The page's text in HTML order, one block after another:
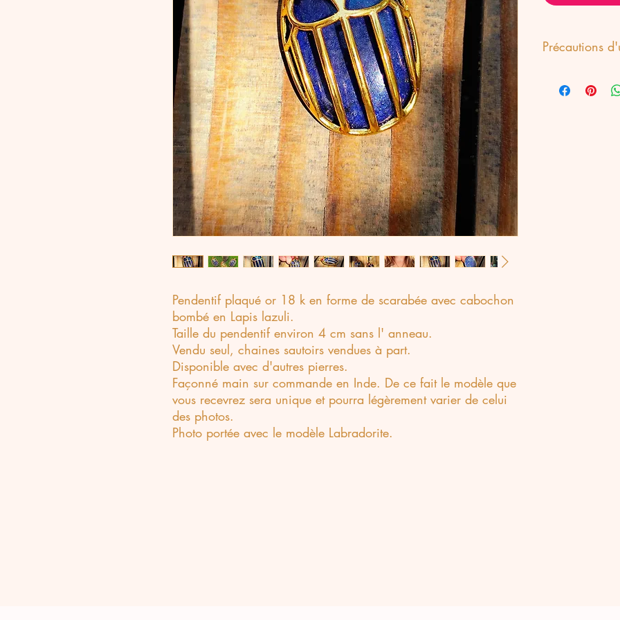
Pendentif plaqué or 18 k en forme de scarabée avec cabochon
bombé en Lapis lazuli.
Taille du pendentif environ 4 cm sans l' anneau.
Vendu seul, chaines sautoirs vendues à part.
Disponible avec d'autres pierres.
Façonné main sur commande en Inde. De ce fait le modèle que
vous recevrez sera unique et pourra légèrement varier de celui
des photos.
Photo portée avec le modèle Labradorite.
Précautions
à l'usage afin de